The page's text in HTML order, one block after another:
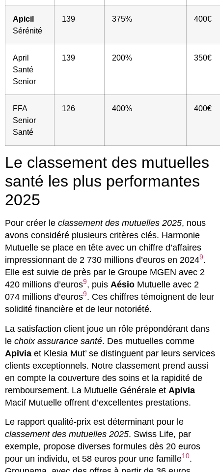
Apicil
Sérénité
139 375% 400€
April
Santé
Senior
139 200% 350€
FFA
Senior
Santé
126 400% 400€
Le classement des mutuelles
santé les plus performantes
2025
Pour créer le classement des mutuelles 2025, nous
avons considéré plusieurs critères clés. Harmonie
Mutuelle se place en tête avec un chiffre d’affaires
impressionnant de 2 730 millions d’euros en 20249.
Elle est suivie de près par le Groupe MGEN avec 2
420 millions d’euros9, puis Aésio Mutuelle avec 2
074 millions d’euros9. Ces chiffres témoignent de leur
solidité financière et de leur notoriété.
La satisfaction client joue un rôle prépondérant dans
le choix assurance santé. Des mutuelles comme
Apivia et Klesia Mut’ se distinguent par leurs services
clients exceptionnels. Notre classement prend aussi
en compte la couverture des soins et la rapidité de
remboursement. La Mutuelle Générale et Apivia
Macif Mutuelle offrent d’excellentes prestations.
Le rapport qualité-prix est déterminant pour le
classement des mutuelles 2025. Swiss Life, par
exemple, propose diverses formules dès 20 euros
pour un individu, et 58 euros pour une famille10.